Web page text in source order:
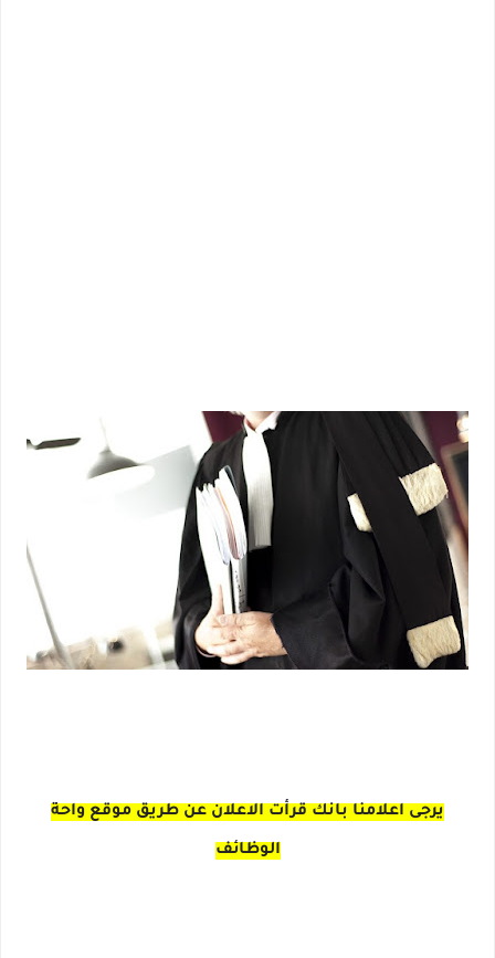
يرجى اعلامنا بانك قرأت الاعلان عن طريق موقع واحة
الوظائف